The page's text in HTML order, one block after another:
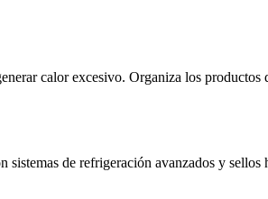
calor excesivo. Organiza los productos
sistemas de refrigeración avanzados y